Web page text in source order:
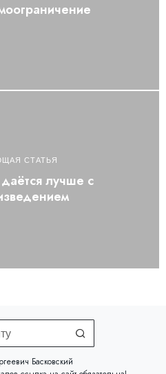
СТАТЬЯ
лучше с
Басковский